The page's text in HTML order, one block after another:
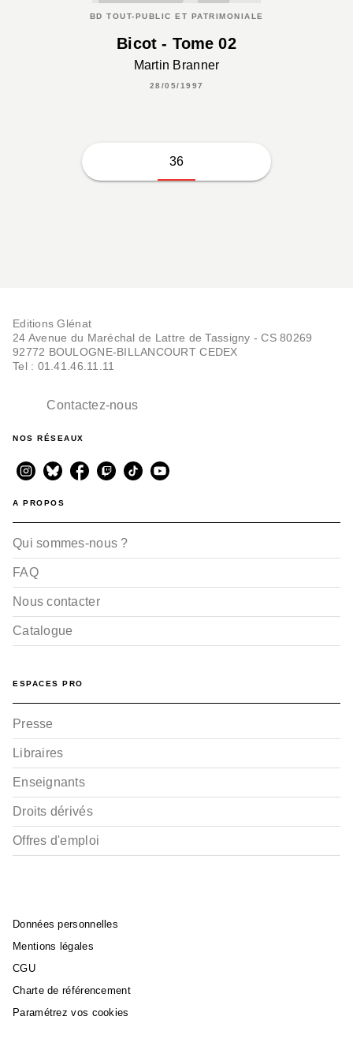
BD TOUT-PUBLIC ET PATRIMONIALE
Bicot - Tome 02
Martin Branner
28/05/1997
36
Editions Glénat
24 Avenue du Maréchal de Lattre de Tassigny - CS 80269
92772 BOULOGNE-BILLANCOURT CEDEX
Tel : 01.41.46.11.11
Contactez-nous
NOS RÉSEAUX
A PROPOS
Qui sommes-nous ?
FAQ
Nous contacter
Catalogue
ESPACES PRO
Presse
Libraires
Enseignants
Droits dérivés
Offres d'emploi
Données personnelles
Mentions légales
CGU
Charte de référencement
Paramétrez vos cookies